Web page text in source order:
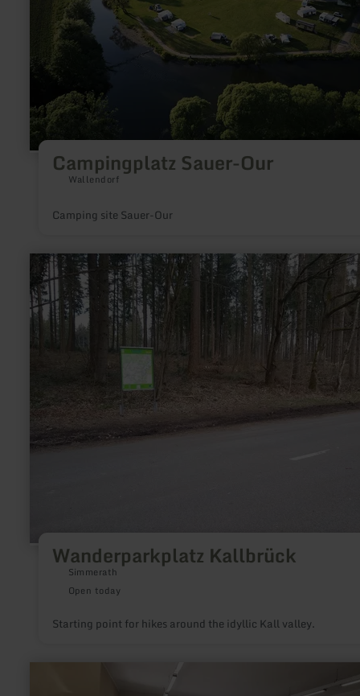
Campingplatz Sauer-Our
Wallendorf
Camping site Sauer-Our
Wanderparkplatz Kallbrück
Simmerath
Open today
Starting point for hikes around the idyllic Kall valley.
learn
more
about:
Wanderparkplatz
Kallbrück